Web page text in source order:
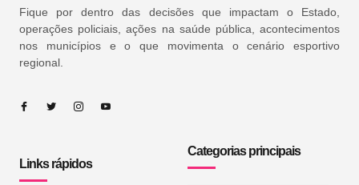
Fique por dentro das decisões que impactam o Estado,
operações policiais, ações na saúde pública, acontecimentos
nos municípios e o que movimenta o cenário esportivo
regional.
Links rápidos
Categorias principais